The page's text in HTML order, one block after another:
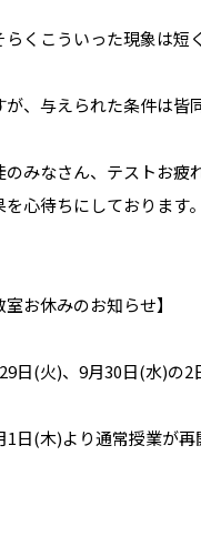
らくこういった現象は短
が、与えられた条件は皆
のみなさん、テストお疲
を心待ちにしております
室お休みのお知らせ】
日(火)、9月30日(水)の
1日(木)より通常授業が再